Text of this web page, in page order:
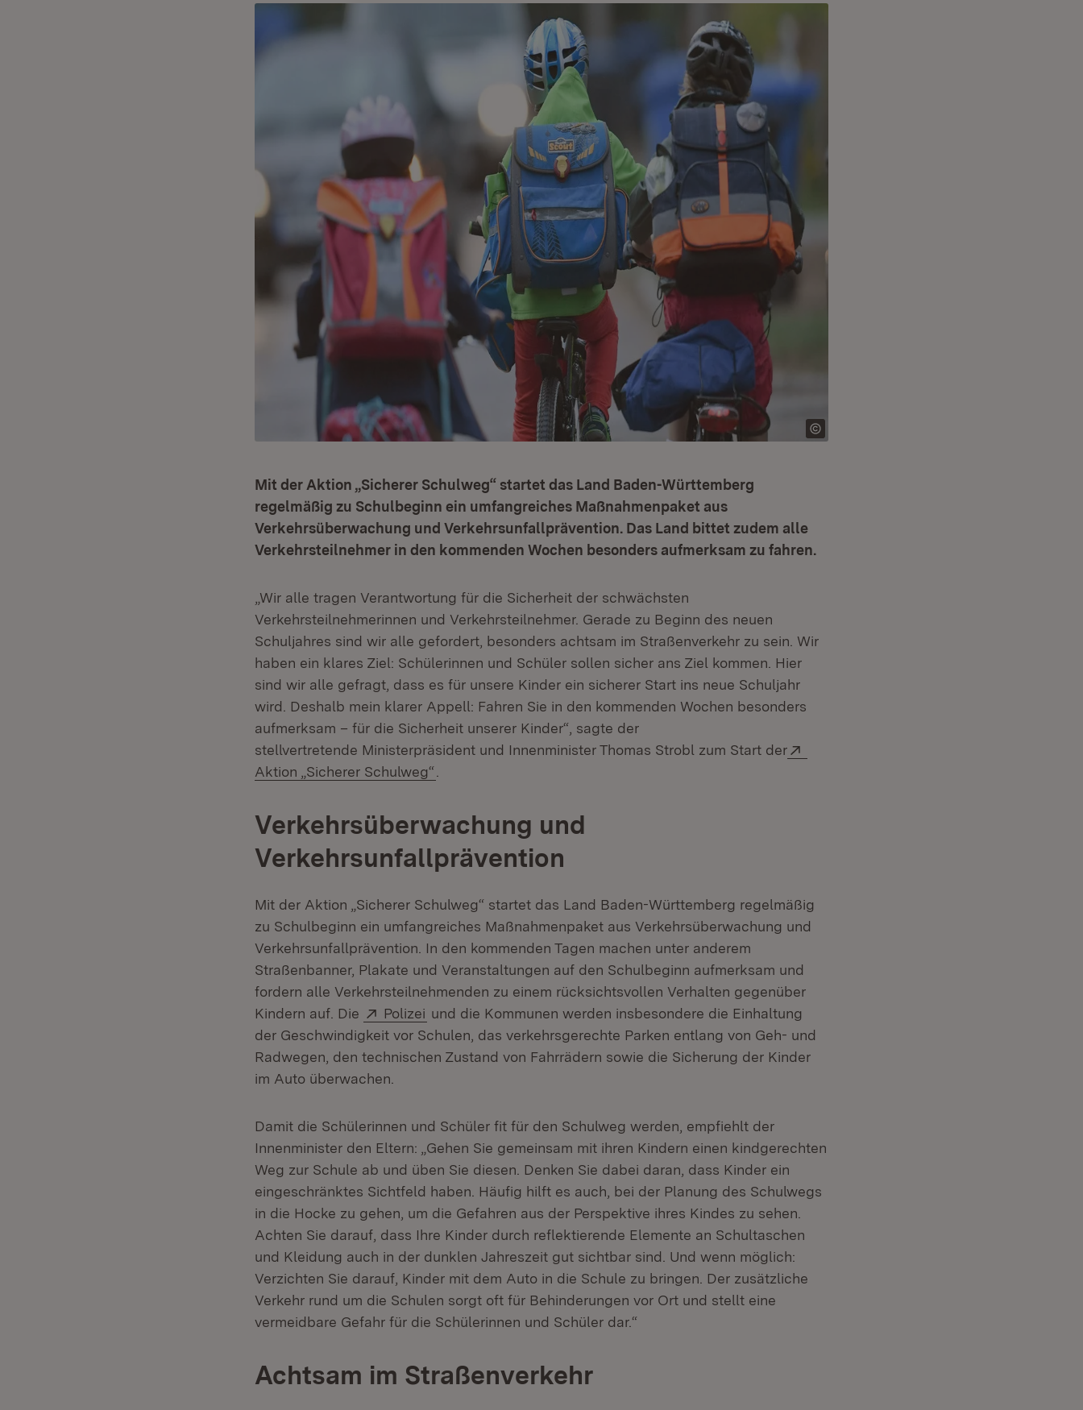
Mit der Aktion „Sicherer Schulweg“ startet das Land Baden-Württemberg
regelmäßig zu Schulbeginn ein umfangreiches Maßnahmenpaket aus
Verkehrsüberwachung und Verkehrsunfallprävention. Das Land bittet zudem alle
Verkehrsteilnehmer in den kommenden Wochen besonders aufmerksam zu fahren.
„Wir alle tragen Verantwortung für die Sicherheit der schwächsten
Verkehrsteilnehmerinnen und Verkehrsteilnehmer. Gerade zu Beginn des neuen
Schuljahres sind wir alle gefordert, besonders achtsam im Straßenverkehr zu sein. Wir
haben ein klares Ziel: Schülerinnen und Schüler sollen sicher ans Ziel kommen. Hier
sind wir alle gefragt, dass es für unsere Kinder ein sicherer Start ins neue Schuljahr
wird. Deshalb mein klarer Appell: Fahren Sie in den kommenden Wochen besonders
aufmerksam – für die Sicherheit unserer Kinder“, sagte der
stellvertretende Ministerpräsident und Innenminister Thomas Strobl zum Start der
Aktion „Sicherer Schulweg“
Verkehrsüberwachung und
Verkehrsunfallprävention
Mit der Aktion „Sicherer Schulweg“ startet das Land Baden-Württemberg regelmäßig
zu Schulbeginn ein umfangreiches Maßnahmenpaket aus Verkehrsüberwachung und
Verkehrsunfallprävention. In den kommenden Tagen machen unter anderem
Straßenbanner, Plakate und Veranstaltungen auf den Schulbeginn aufmerksam und
fordern alle Verkehrsteilnehmenden zu einem rücksichtsvollen Verhalten gegenüber
Kindern auf. Die
Extern:
Polizei (Öffnet in neuem Fenster)
und die Kommunen werden insbesondere die Einhaltung
der Geschwindigkeit vor Schulen, das verkehrsgerechte Parken entlang von Geh- und
Radwegen, den technischen Zustand von Fahrrädern sowie die Sicherung der Kinder
im Auto überwachen.
Damit die Schülerinnen und Schüler fit für den Schulweg werden, empfiehlt der
Innenminister den Eltern: „Gehen Sie gemeinsam mit ihren Kindern einen kindgerechten
Weg zur Schule ab und üben Sie diesen. Denken Sie dabei daran, dass Kinder ein
eingeschränktes Sichtfeld haben. Häufig hilft es auch, bei der Planung des Schulwegs
in die Hocke zu gehen, um die Gefahren aus der Perspektive ihres Kindes zu sehen.
Achten Sie darauf, dass Ihre Kinder durch reflektierende Elemente an Schultaschen
und Kleidung auch in der dunklen Jahreszeit gut sichtbar sind. Und wenn möglich:
Verzichten Sie darauf, Kinder mit dem Auto in die Schule zu bringen. Der zusätzliche
Verkehr rund um die Schulen sorgt oft für Behinderungen vor Ort und stellt eine
vermeidbare Gefahr für die Schülerinnen und Schüler dar.“
Achtsam im Straßenverkehr